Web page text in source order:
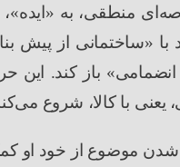
ای منطقی، به « ایده»
با «ساختمانی از پیش
انضمامی» باز کند. این
یعنی با کالا، شروع می
موضوع از خود او